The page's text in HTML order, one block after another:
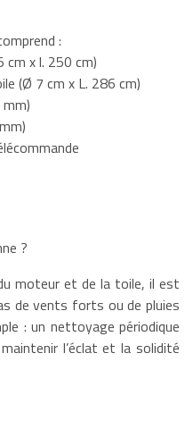
:
cm x l. 250 cm)
(Ø 7 cm x L. 286 cm)
?
moteur et de la toile, il est
de vents forts ou de pluies
: un nettoyage périodique
l’éclat et la solidité